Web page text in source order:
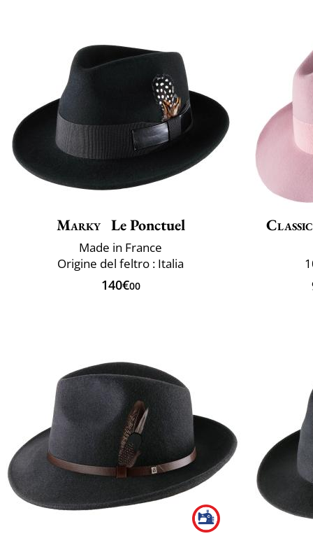
Marky Le Ponctuel
Made in France
Origine del feltro : Italia
140€00